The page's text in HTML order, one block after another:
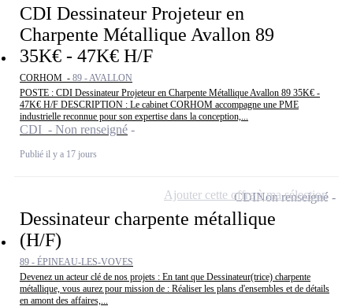
CDI Dessinateur Projeteur en
Charpente Métallique Avallon 89
35K€ - 47K€ H/F
CORHOM - 89 - AVALLON
POSTE : CDI Dessinateur Projeteur en Charpente Métallique Avallon 89 35K€ -
47K€ H/F DESCRIPTION : Le cabinet CORHOM accompagne une PME
industrielle reconnue pour son expertise dans la conception,...
CDI - Non renseigné
Publié il y a 17 jours
Dessinateur charpente métallique
(H/F)
89 - ÉPINEAU-LES-VOVES
Devenez un acteur clé de nos projets : En tant que Dessinateur(trice) charpente
métallique, vous aurez pour mission de : Réaliser les plans d'ensembles et de détails
en amont des affaires,...
CDINon renseigné
Ajouter cette offre à ma sélection